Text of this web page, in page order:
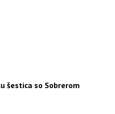
šestica so Sobrerom